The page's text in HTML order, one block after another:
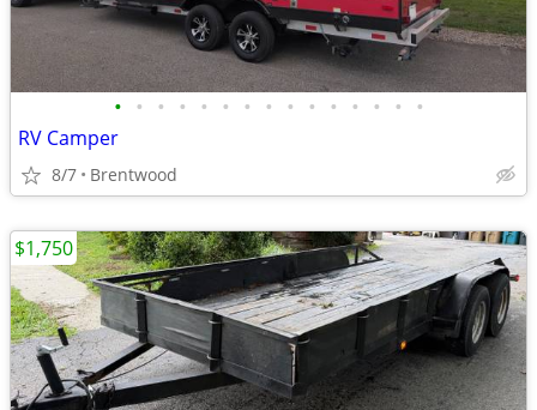
• • • • • • • • • • • • • • •
RV Camper
8/7 Brentwood
$1,750